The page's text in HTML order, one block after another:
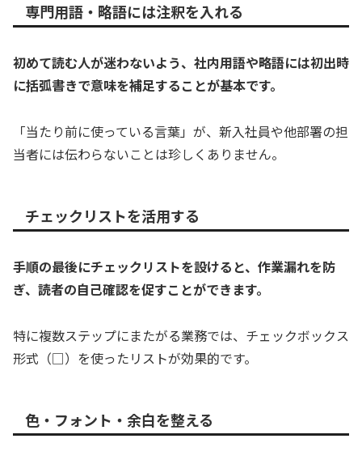
専門用語・略語には注釈を入れる
初めて読む人が迷わないよう、社内用語や略語には初出時
に括弧書きで意味を補足することが基本です。
「当たり前に使っている言葉」が、新入社員や他部署の担
当者には伝わらないことは珍しくありません。
チェックリストを活用する
手順の最後にチェックリストを設けると、作業漏れを防
ぎ、読者の自己確認を促すことができます。
特に複数ステップにまたがる業務では、チェックボックス
形式（□）を使ったリストが効果的です。
色・フォント・余白を整える